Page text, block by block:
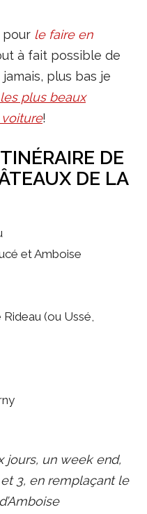
pour le faire en
à fait possible de
plus bas je
plus beaux
!
DE
DE LA
et Amboise
(ou Ussé,
jours, un week end,
3, en remplaçant le